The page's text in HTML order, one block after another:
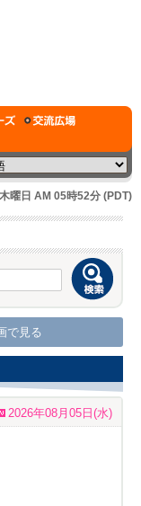
曜日 AM 05時52分 (PDT)
で見る
2026年08月05日(水)